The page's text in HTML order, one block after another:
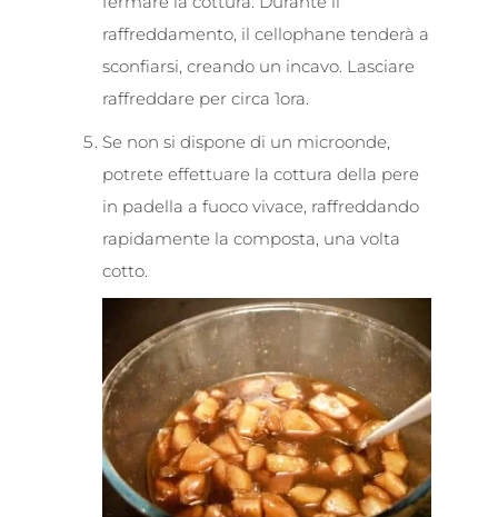
raffreddamento, il cellophane tenderà a
sconfiarsi, creando un incavo. Lasciare
raffreddare per circa 1ora.
Se non si dispone di un microonde,
potrete effettuare la cottura della pere
in padella a fuoco vivace, raffreddando
rapidamente la composta, una volta
cotto.